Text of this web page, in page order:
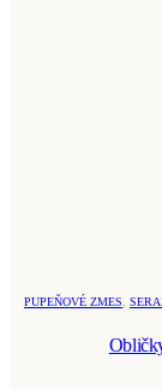
PUPEŇOVÉ ZMES